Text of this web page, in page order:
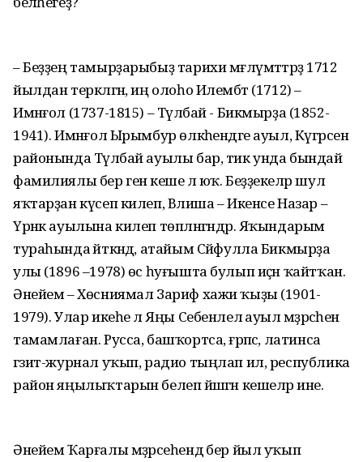
– Беҙҙең тамырҙарыбыҙ тарихи мәғлүмәттәрҙә 1712
йылдан теркәлгән, иң олоһо Илембәт (1712) –
Имәнғол (1737-1815) – Түләбай - Бикмырҙа (1852-
1941). Имәнғол Ырымбур өлкәһендәге ауыл, Күгәрсен
районында Түләбай ауылы бар, тик унда бындай
фамилиялы бер генә кеше лә юҡ. Беҙҙекеләр шул
яҡтарҙан күсеп килеп, Вәлиша – Икенсе Назар –
Үрнәк ауылына килеп төпләнгәндәр. Яҡындарым
тураһында әйткәндә, атайым Сәйфулла Бикмырҙа
улы (1896 –1978) өс һуғышта булып иҫән ҡайтҡан.
Әнейем – Хөсниямал Зариф хажи ҡыҙы (1901-
1979). Улар икеһе лә Яңы Себенлелә ауыл мәҙрәсәһен
тамамлаған. Русса, башҡортса, ғәрәпсә, латинса
гәзит-журнал уҡып, радио тыңлап ил, республика
район яңылыҡтарын белеп йәшәгән кешеләр ине.
Әнейем Ҡарғалы мәҙрәсеһендә бер йыл уҡып